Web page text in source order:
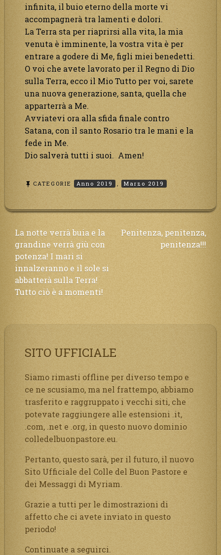
infinita, il buio eterno della morte vi
accompagnerà tra lamenti e dolori.
La Terra sta per riaprirsi alla vita, la mia
venuta è imminente, la vostra vita è per
entrare a godere di Me, figli miei benedetti.
O voi che avete lavorato per il Regno di Dio
sulla Terra, ecco il Mio Tutto per voi, sarete
una nuova generazione, santa, quella che
apparterrà a Me.
Avviatevi ora alla sfida finale contro
Satana, con il santo Rosario tra le mani e la
fede in Me.
Dio salverà tutti i suoi. Amen!
CATEGORIE Anno 2019 , Marzo 2019
Navigazione
articoli
La notte verrà buia e la
grandine verrà giù con
potenza! I mari si
innalzeranno e il sole si
abbatterà sulla Terra!
Tutto ciò è a momenti!
Penitenza, penitenza,
penitenza!!!
SITO UFFICIALE
Siamo rimasti offline per diverso tempo e
ce ne scusiamo, ma nel frattempo, abbiamo
trasferito e raggruppato i vecchi siti, che
potevate raggiungere alle estensioni .it,
.com, .net e .org, in questo nuovo dominio
colledelbuonpastore.eu.
Pertanto, questo sarà, per il futuro, il nuovo
Sito Ufficiale del Colle del Buon Pastore e
dei Messaggi di Myriam.
Grazie a tutti per le dimostrazioni di
affetto che ci avete inviato in questo
periodo!
Continuate a seguirci.